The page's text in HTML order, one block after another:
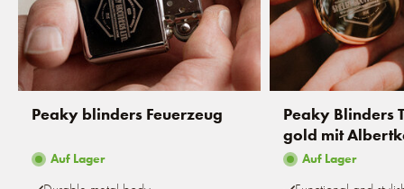
Peaky blinders Feuerzeug
Auf Lager
Peaky Blinders
gold mit
Auf Lager